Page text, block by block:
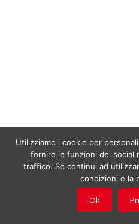
Utilizziamo i cookie per
fornire le funzioni dei social
traffico. Se continui ad
condizioni e la
Ok